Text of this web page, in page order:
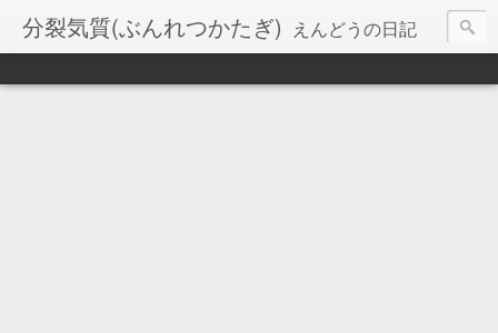
分裂気質(ぶんれつかたぎ) えんどうの日記